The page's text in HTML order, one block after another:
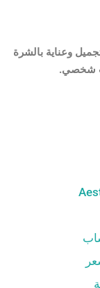
وعناية بالشرة
شخصي.